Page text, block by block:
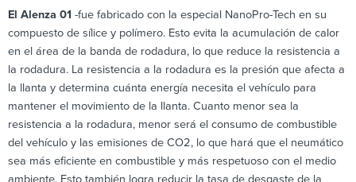
El Alenza 01 -fue fabricado con la especial NanoPro-Tech en su
compuesto de sílice y polímero. Esto evita la acumulación de calor
en el área de la banda de rodadura, lo que reduce la resistencia a
la rodadura. La resistencia a la rodadura es la presión que afecta a
la llanta y determina cuánta energía necesita el vehículo para
mantener el movimiento de la llanta. Cuanto menor sea la
resistencia a la rodadura, menor será el consumo de combustible
del vehículo y las emisiones de CO2, lo que hará que el neumático
sea más eficiente en combustible y más respetuoso con el medio
ambiente. Esto también logra reducir la tasa de desgaste de la